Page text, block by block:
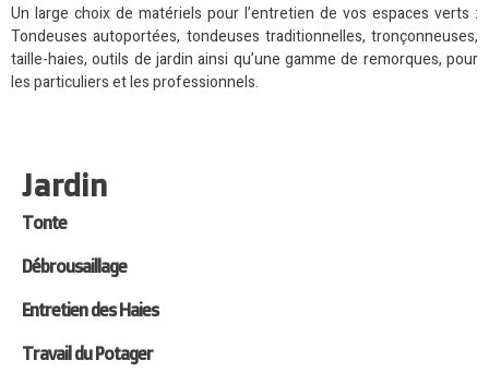
Un large choix de matériels pour l’entretien de vos espaces verts :
Tondeuses autoportées, tondeuses traditionnelles, tronçonneuses,
taille-haies, outils de jardin ainsi qu’une gamme de remorques, pour
les particuliers et les professionnels.
Jardin
Tonte
Débrousaillage
Entretien des Haies
Travail du Potager